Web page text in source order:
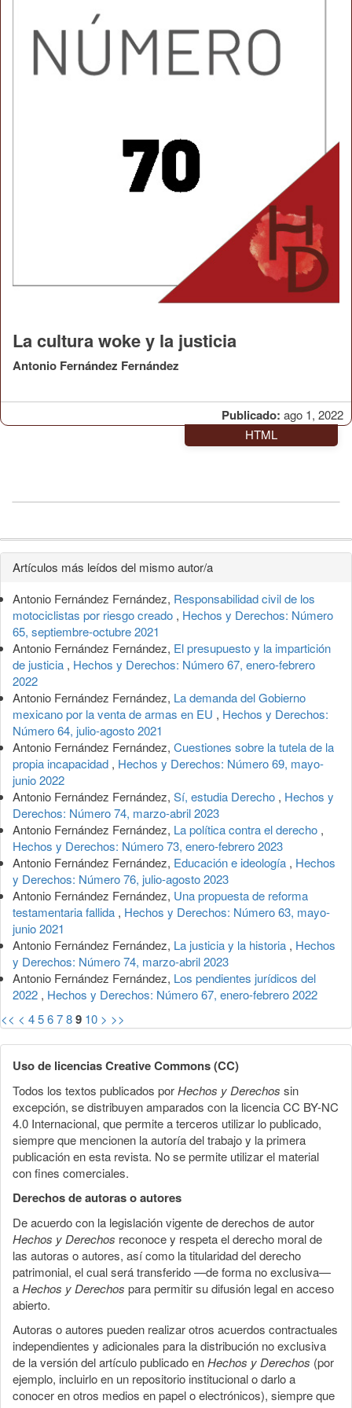
Publicado: ago 1, 2022
La cultura woke y la justicia
Antonio Fernández Fernández
HTML
Detalles
del
artículo
Artículos más leídos del mismo autor/a
Antonio Fernández Fernández, Responsabilidad civil de los
motociclistas por riesgo creado , Hechos y Derechos: Número
65, septiembre-octubre 2021
Antonio Fernández Fernández, El presupuesto y la impartición
de justicia , Hechos y Derechos: Número 67, enero-febrero
2022
Antonio Fernández Fernández, La demanda del Gobierno
mexicano por la venta de armas en EU , Hechos y Derechos:
Número 64, julio-agosto 2021
Antonio Fernández Fernández, Cuestiones sobre la tutela de la
propia incapacidad , Hechos y Derechos: Número 69, mayo-
junio 2022
Antonio Fernández Fernández, Sí, estudia Derecho , Hechos y
Derechos: Número 74, marzo-abril 2023
Antonio Fernández Fernández, La política contra el derecho ,
Hechos y Derechos: Número 73, enero-febrero 2023
Antonio Fernández Fernández, Educación e ideología , Hechos
y Derechos: Número 76, julio-agosto 2023
Antonio Fernández Fernández, Una propuesta de reforma
testamentaria fallida , Hechos y Derechos: Número 63, mayo-
junio 2021
Antonio Fernández Fernández, La justicia y la historia , Hechos
y Derechos: Número 74, marzo-abril 2023
Antonio Fernández Fernández, Los pendientes jurídicos del
2022 , Hechos y Derechos: Número 67, enero-febrero 2022
<< < 456789 10 > >>
Uso de licencias Creative Commons (CC)
Todos los textos publicados porHechos y Derechos sin
excepción, se distribuyen amparados con la licencia CC BY-NC
4.0 Internacional, que permite a terceros utilizar lo publicado,
siempre que mencionen la autoría del trabajo y la primera
publicación en esta revista. No se permite utilizar el material
con fines comerciales.
Derechos de autoras o autores
De acuerdo con la legislación vigente de derechos de autor
Hechos y Derechos reconoce y respeta el derecho moral de
las autoras o autores, así como la titularidad del derecho
patrimonial, el cual será transferido —de forma no exclusiva—
aHechos y Derechos para permitir su difusión legal en acceso
abierto.
Autoras o autores pueden realizar otros acuerdos contractuales
independientes y adicionales para la distribución no exclusiva
de la versión del artículo publicado enHechos y Derechos (por
ejemplo, incluirlo en un repositorio institucional o darlo a
conocer en otros medios en papel o electrónicos), siempre que